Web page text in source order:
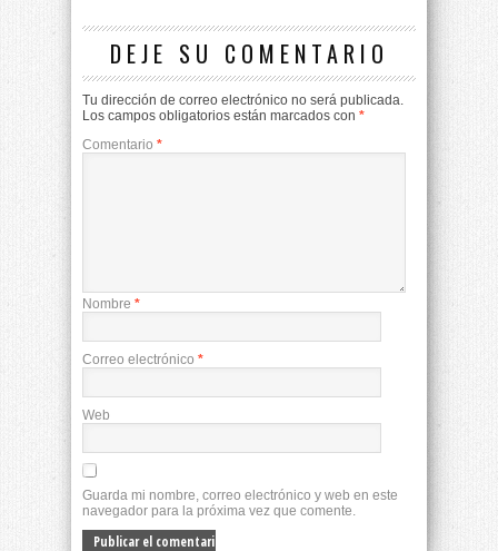
DEJE SU COMENTARIO
Tu dirección de correo electrónico no será publicada.
Los campos obligatorios están marcados con *
Comentario *
Nombre *
Correo electrónico *
Web
Guarda mi nombre, correo electrónico y web en este
navegador para la próxima vez que comente.